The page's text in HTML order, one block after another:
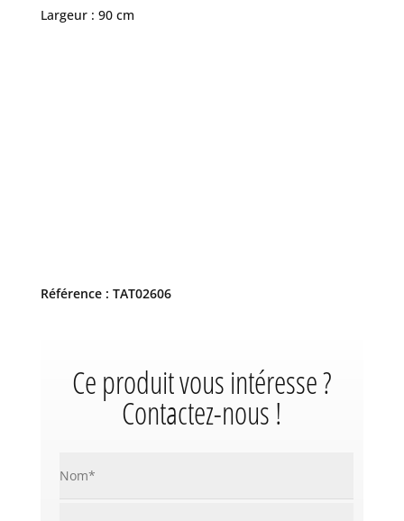
Largeur : 90 cm
Référence : TAT02606
Ce produit vous intéresse ?
Contactez-nous !